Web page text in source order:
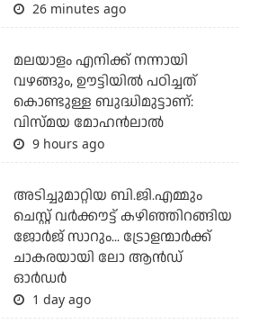
26 minutes ago
മലയാളം എനിക്ക് നന്നായി
വഴങ്ങും, ഊട്ടിയില്‍ പഠിച്ചത്
കൊണ്ടുള്ള ബുദ്ധിമുട്ടാണ്:
വിസ്മയ മോഹന്‍ലാല്‍
9 hours ago
അടിച്ചുമാറ്റിയ ബി.ജി.എമ്മും
ചെസ്റ്റ് വര്‍ക്കൗട്ട് കഴിഞ്ഞിറങ്ങിയ
ജോര്‍ജ് സാറും... ട്രോളന്മാര്‍ക്ക്
ചാകരയായി ലോ ആന്‍ഡ്
ഓര്‍ഡര്‍
1 day ago